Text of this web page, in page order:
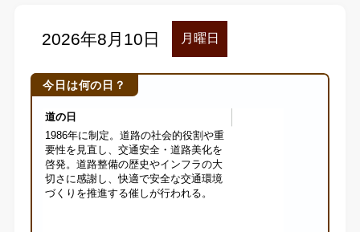
今日は何の日？